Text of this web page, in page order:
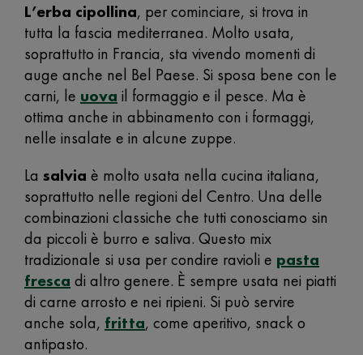
L’erba cipollina, per cominciare, si trova in
tutta la fascia mediterranea. Molto usata,
soprattutto in Francia, sta vivendo momenti di
auge anche nel Bel Paese. Si sposa bene con le
carni, le uova il formaggio e il pesce. Ma è
ottima anche in abbinamento con i formaggi,
nelle insalate e in alcune zuppe.
La salvia è molto usata nella cucina italiana,
soprattutto nelle regioni del Centro. Una delle
combinazioni classiche che tutti conosciamo sin
da piccoli è burro e saliva. Questo mix
tradizionale si usa per condire ravioli e pasta
fresca di altro genere. È sempre usata nei piatti
di carne arrosto e nei ripieni. Si può servire
anche sola, fritta, come aperitivo, snack o
antipasto.